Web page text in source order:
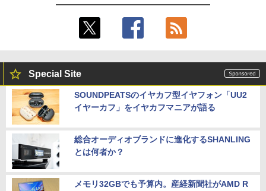
Special Site
SOUNDPEATSのイヤカフ型イヤフォン「UU2
イヤーカフ」をイヤカフマニアが語る
総合オーディオブランドに進化するSHANLING
とは何者か？
メモリ32GBでも予算内。産経新聞社がAMD R